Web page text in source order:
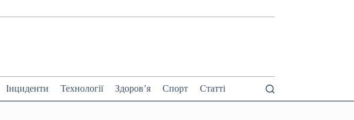
Інциденти Технології Здоров’я Спорт Статті